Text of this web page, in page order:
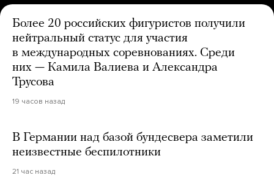
Более 20 российских фигуристов получили
нейтральный статус для участия
в международных соревнованиях. Среди
них — Камила Валиева и Александра
Трусова
19 часов назад
В Германии над базой бундесвера заметили
неизвестные беспилотники
21 час назад